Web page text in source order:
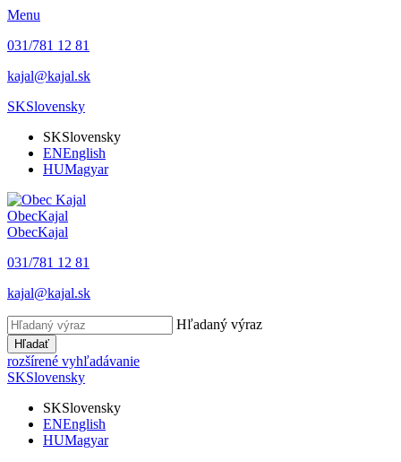
Menu
031/781 12 81
kajal@kajal.sk
SKSlovensky
SKSlovensky
ENEnglish
HUMagyar
ObecKajal
ObecKajal
031/781 12 81
kajal@kajal.sk
Hľadaný výraz
Hľadať
rozšírené vyhľadávanie
SKSlovensky
SKSlovensky
ENEnglish
HUMagyar